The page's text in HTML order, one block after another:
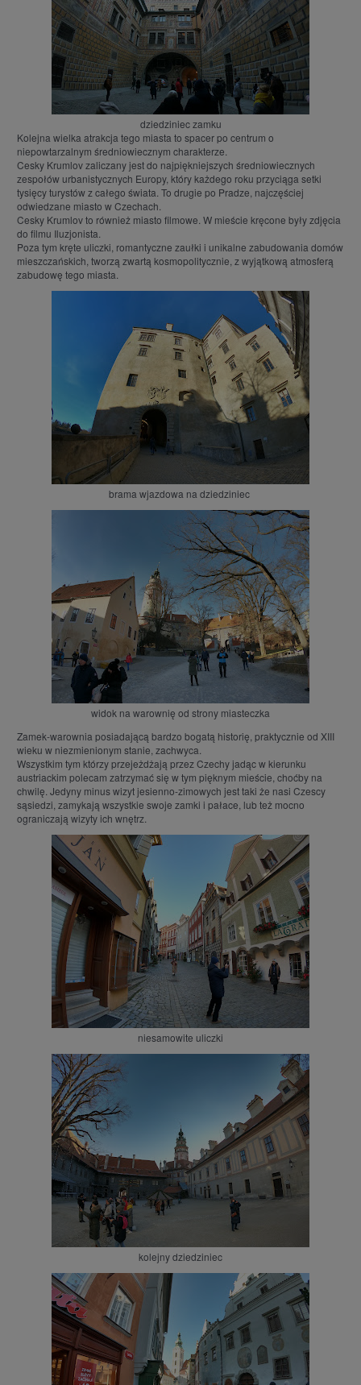
dziedziniec zamku
Kolejna wielka atrakcja tego miasta to spacer po centrum o
niepowtarzalnym średniowiecznym charakterze.
Cesky Krumlov zaliczany jest do najpiękniejszych średniowiecznych
zespołów urbanistycznych Europy, który każdego roku przyciąga setki
tysięcy turystów z całego świata. To drugie po Pradze, najczęściej
odwiedzane miasto w Czechach.
Cesky Krumlov to również miasto filmowe. W mieście kręcone były zdjęcia
do filmu Iluzjonista.
Poza tym kręte uliczki, romantyczne zaułki i unikalne zabudowania domów
mieszczańskich, tworzą zwartą kosmopolitycznie, z wyjątkową atmosferą
zabudowę tego miasta.
brama wjazdowa na dziedziniec
widok na warownię od strony miasteczka
Zamek-warownia posiadającą bardzo bogatą historię, praktycznie od XIII
wieku w niezmienionym stanie, zachwyca.
Wszystkim tym którzy przejeżdżają przez Czechy jadąc w kierunku
austriackim polecam zatrzymać się w tym pięknym mieście, choćby na
chwilę. Jedyny minus wizyt jesienno-zimowych jest taki że nasi Czescy
sąsiedzi, zamykają wszystkie swoje zamki i pałace, lub też mocno
ograniczają wizyty ich wnętrz.
niesamowite uliczki
kolejny dziedziniec